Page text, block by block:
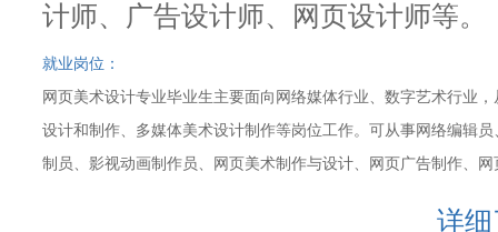
计师、广告设计师、网页设计师等。
就业岗位：
网页美术设计专业毕业生主要面向网络媒体行业、数字艺术行业
设计和制作、多媒体美术设计制作等岗位工作。可从事网络编辑
制员、影视动画制作员、网页美术制作与设计、网页广告制作、
详